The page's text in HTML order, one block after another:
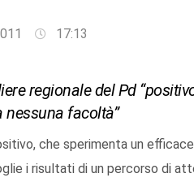
17:13
regionale del Pd
facoltà”
che sperimenta un
i risultati di un percorso di